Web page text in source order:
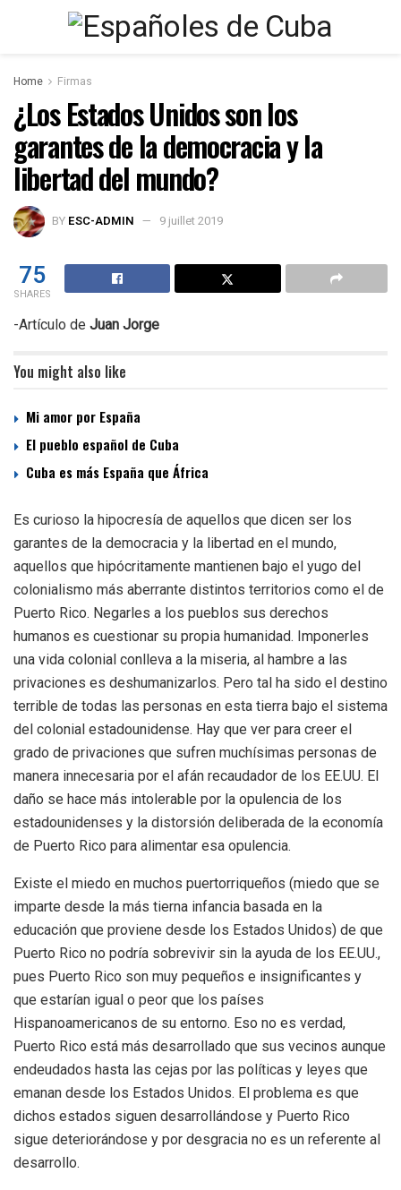
Home Firmas
¿Los Estados Unidos son los
garantes de la democracia y la
libertad del mundo?
BY ESC-ADMIN 9 juillet 2019
75
SHARES
-Artículo de Juan Jorge
You might also like
Mi amor por España
El pueblo español de Cuba
Cuba es más España que África
Es curioso la hipocresía de aquellos que dicen ser los
garantes de la democracia y la libertad en el mundo,
aquellos que hipócritamente mantienen bajo el yugo del
colonialismo más aberrante distintos territorios como el de
Puerto Rico. Negarles a los pueblos sus derechos
humanos es cuestionar su propia humanidad. Imponerles
una vida colonial conlleva a la miseria, al hambre a las
privaciones es deshumanizarlos. Pero tal ha sido el destino
terrible de todas las personas en esta tierra bajo el sistema
del colonial estadounidense. Hay que ver para creer el
grado de privaciones que sufren muchísimas personas de
manera innecesaria por el afán recaudador de los EE.UU. El
daño se hace más intolerable por la opulencia de los
estadounidenses y la distorsión deliberada de la economía
de Puerto Rico para alimentar esa opulencia.
Existe el miedo en muchos puertorriqueños (miedo que se
imparte desde la más tierna infancia basada en la
educación que proviene desde los Estados Unidos) de que
Puerto Rico no podría sobrevivir sin la ayuda de los EE.UU.,
pues Puerto Rico son muy pequeños e insignificantes y
que estarían igual o peor que los países
Hispanoamericanos de su entorno. Eso no es verdad,
Puerto Rico está más desarrollado que sus vecinos aunque
endeudados hasta las cejas por las políticas y leyes que
emanan desde los Estados Unidos. El problema es que
dichos estados siguen desarrollándose y Puerto Rico
sigue deteriorándose y por desgracia no es un referente al
desarrollo.